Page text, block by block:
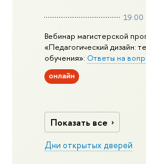
19:00
Вебинар магистерской
«Педагогический дизайн:
обучения»: Ответы на
онлайн
Показать все
Дни открытых дверей